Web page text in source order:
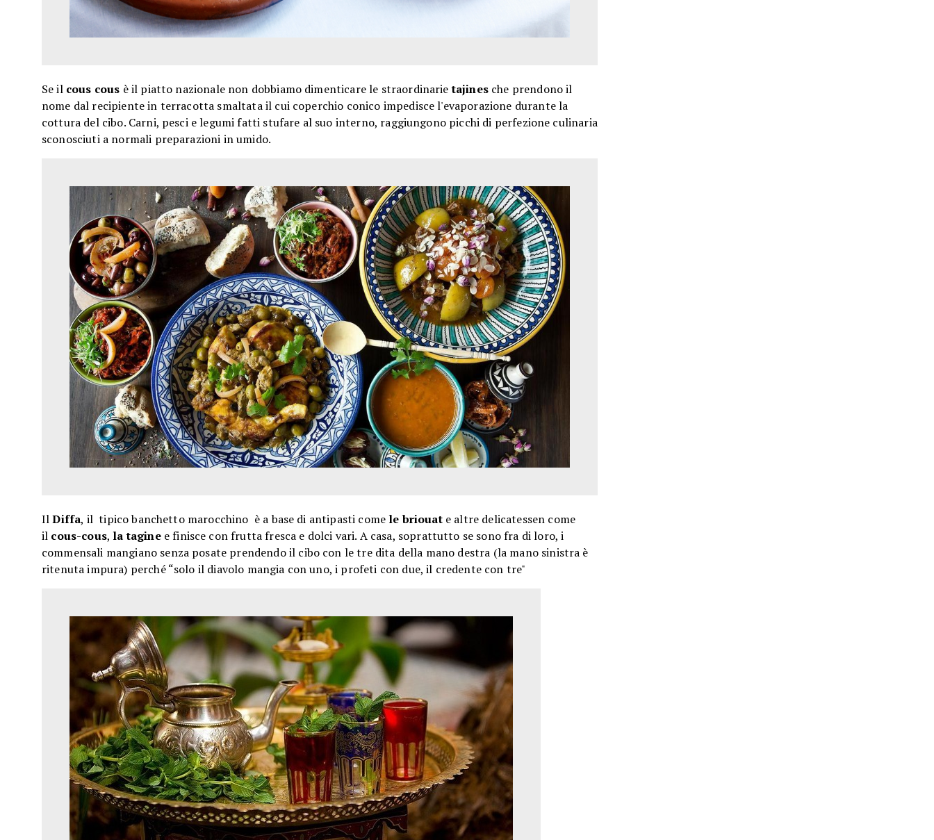
Se il cous cous è il piatto nazionale non dobbiamo dimenticare le straordinarietajinesche prendono il
nome dal recipiente in terracotta smaltata il cui coperchio conico impedisce l'evaporazione durante la
cottura del cibo. Carni, pesci e legumi fatti stufare al suo interno, raggiungono picchi di perfezione culinaria
sconosciuti a normali preparazioni in umido.
IlDiffa, il tipico banchetto marocchino è a base di antipasti come le briouate altre delicatessen come
il cous-cous, la taginee finisce con frutta fresca e dolci vari. A casa, soprattutto se sono fra di loro, i
commensali mangiano senza posate prendendo il cibo con le tre dita della mano destra (la mano sinistra è
ritenuta impura) perché “solo il diavolo mangia con uno, i profeti con due, il credente con tre"